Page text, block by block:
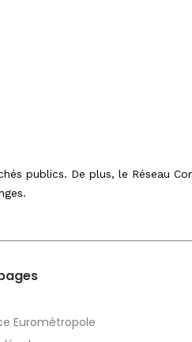
publics. De plus, le Réseau
Eurométropole